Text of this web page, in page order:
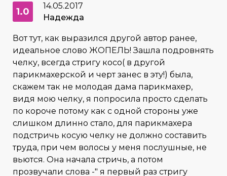
1.0
14.05.2017
Надежда
Вот тут, как выразился другой автор ранее,
идеальное слово ЖОПЕЛЬ! Зашла подровнять
челку, всегда стригу косо( в другой
парикмахерской и черт занес в эту!) была,
скажем так не молодая дама парикмахер,
видя мою челку, я попросила просто сделать
по короче потому как с одной стороны уже
слишком длинно стало, для парикмахера
подстричь косую челку не должно составить
труда, при чем волосы у меня послушные, не
вьются. Она начала стричь, а потом
прозвучали слова -" я первый раз стригу